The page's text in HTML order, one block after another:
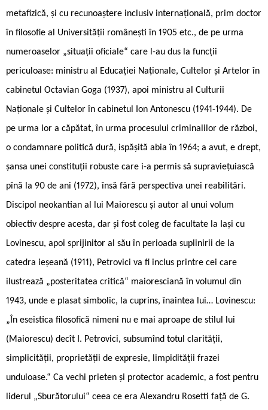
metafizică, și cu recunoaștere inclusiv internațională, prim doctor
în filosofie al Universității românești în 1905 etc., de pe urma
numeroaselor „situații oficiale“ care l-au dus la funcții
periculoase: ministru al Educației Naționale, Cultelor și Artelor în
cabinetul Octavian Goga (1937), apoi ministru al Culturii
Naționale și Cultelor în cabinetul Ion Antonescu (1941-1944). De
pe urma lor a căpătat, în urma procesului criminalilor de război,
o condamnare politică dură, ispășită abia în 1964; a avut, e drept,
șansa unei constituții robuste care i-a permis să supraviețuiască
pînă la 90 de ani (1972), însă fără perspectiva unei reabilitări.
Discipol neokantian al lui Maiorescu și autor al unui volum
obiectiv despre acesta, dar și fost coleg de facultate la Iași cu
Lovinescu, apoi sprijinitor al său în perioada suplinirii de la
catedra ieșeană (1911), Petrovici va fi inclus printre cei care
ilustrează „posteritatea critică“ maioresciană în volumul din
1943, unde e plasat simbolic, la cuprins, înaintea lui… Lovinescu:
„În eseistica filosofică nimeni nu e mai aproape de stilul lui
(Maiorescu) decît I. Petrovici, subsumînd totul clarității,
simplicității, proprietății de expresie, limpidității frazei
unduioase.“ Ca vechi prieten și protector academic, a fost pentru
liderul „Sburătorului“ ceea ce era Alexandru Rosetti față de G.